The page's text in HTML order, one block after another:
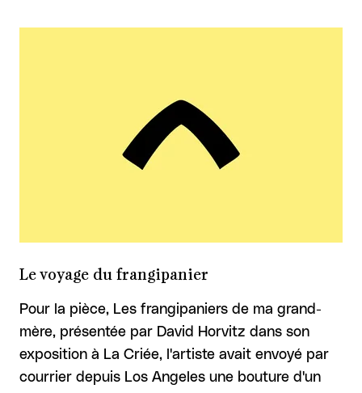
Le voyage du frangipanier
Pour la pièce, Les frangipaniers de ma grand-
mère, présentée par David Horvitz dans son
exposition à La Criée, l'artiste avait envoyé par
courrier depuis Los Angeles une bouture d'un